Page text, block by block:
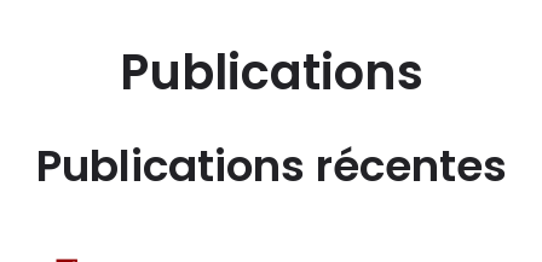
Publications
Publications récentes